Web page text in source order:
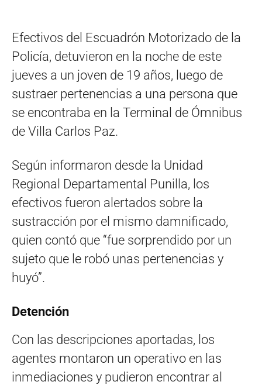
Efectivos del Escuadrón Motorizado de la
Policía, detuvieron en la noche de este
jueves a un joven de 19 años, luego de
sustraer pertenencias a una persona que
se encontraba en la Terminal de Ómnibus
de Villa Carlos Paz.
Según informaron desde la Unidad
Regional Departamental Punilla, los
efectivos fueron alertados sobre la
sustracción por el mismo damnificado,
quien contó que “fue sorprendido por un
sujeto que le robó unas pertenencias y
huyó”.
Detención
Con las descripciones aportadas, los
agentes montaron un operativo en las
inmediaciones y pudieron encontrar al